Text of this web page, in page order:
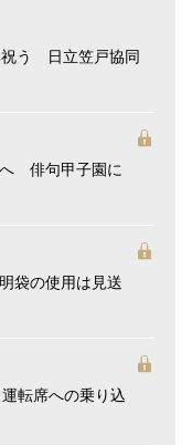
祝う 日立笠戸協同
へ 俳句甲子園に
袋の使用は見送
転席への乗り込